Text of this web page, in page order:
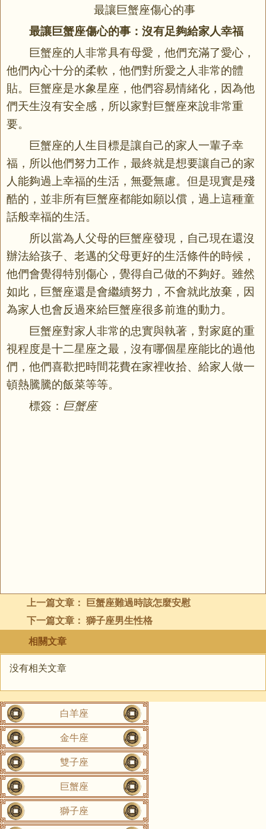
最讓巨蟹座傷心的事
最讓巨蟹座傷心的事：沒有足夠給家人幸福
巨蟹座的人非常具有母愛，他們充滿了愛心，
他們內心十分的柔軟，他們對所愛之人非常的體
貼。巨蟹座是水象星座，他們容易情緒化，因為他
們天生沒有安全感，所以家對巨蟹座來說非常重
要。
巨蟹座的人生目標是讓自己的家人一輩子幸
福，所以他們努力工作，最終就是想要讓自己的家
人能夠過上幸福的生活，無憂無慮。但是現實是殘
酷的，並非所有巨蟹座都能如願以償，過上這種童
話般幸福的生活。
所以當為人父母的巨蟹座發現，自己現在還沒
辦法給孩子、老邁的父母更好的生活條件的時候，
他們會覺得特別傷心，覺得自己做的不夠好。雖然
如此，巨蟹座還是會繼續努力，不會就此放棄，因
為家人也會反過來給巨蟹座很多前進的動力。
巨蟹座對家人非常的忠實與執著，對家庭的重
視程度是十二星座之最，沒有哪個星座能比的過他
們，他們喜歡把時間花費在家裡收拾、給家人做一
頓熱騰騰的飯菜等等。
標簽： 巨蟹座
上一篇文章：
巨蟹座難過時該怎麼安慰
下一篇文章： 獅子座男生性格
相關文章
没有相关文章
白羊座
金牛座
雙子座
巨蟹座
獅子座